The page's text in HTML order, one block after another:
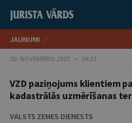
JAUNUMI
30. NOVEMBRIS 2015 • 16:11
VZD paziņojums klientiem
kadastrālās uzmērīšanas
VALSTS ZEMES DIENESTS